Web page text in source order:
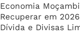
Economia
Recuperar em
Dívida e Divisas